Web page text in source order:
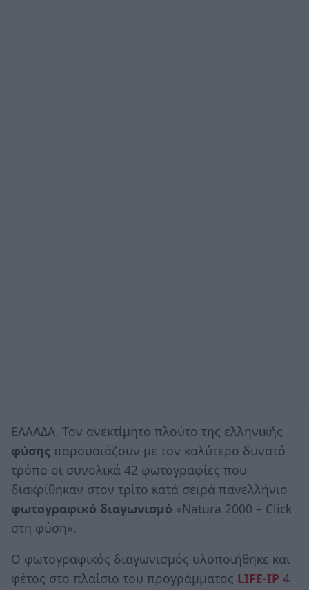
ΕΛΛΑΔΑ. Τον ανεκτίμητο πλούτο της ελληνικής
φύσης παρουσιάζουν με τον καλύτερο δυνατό
τρόπο οι συνολικά 42 φωτογραφίες που
διακρίθηκαν στον τρίτο κατά σειρά πανελλήνιο
φωτογραφικό διαγωνισμό «Natura 2000 – Click
στη φύση».
Ο φωτογραφικός διαγωνισμός υλοποιήθηκε και
φέτος στο πλαίσιο του προγράμματος LIFE-IP 4